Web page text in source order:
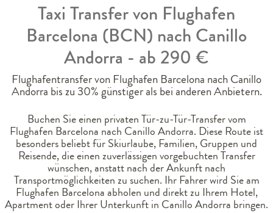
Taxi Transfer von Flughafen
Barcelona (BCN) nach Canillo
Andorra - ab 290 €
Flughafentransfer von Flughafen Barcelona nach Canillo
Andorra bis zu 30% günstiger als bei anderen Anbietern.
Buchen Sie einen privaten Tür-zu-Tür-Transfer vom
Flughafen Barcelona nach Canillo Andorra. Diese Route ist
besonders beliebt für Skiurlaube, Familien, Gruppen und
Reisende, die einen zuverlässigen vorgebuchten Transfer
wünschen, anstatt nach der Ankunft nach
Transportmöglichkeiten zu suchen. Ihr Fahrer wird Sie am
Flughafen Barcelona abholen und direkt zu Ihrem Hotel,
Apartment oder Ihrer Unterkunft in Canillo Andorra bringen.